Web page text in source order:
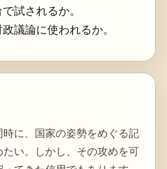
試されるか。
議論に使われるか。
に、国家の姿勢をめぐる記
い。しかし、その攻めを可